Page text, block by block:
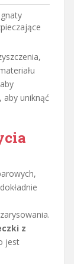
aby uniknąć
z
jest